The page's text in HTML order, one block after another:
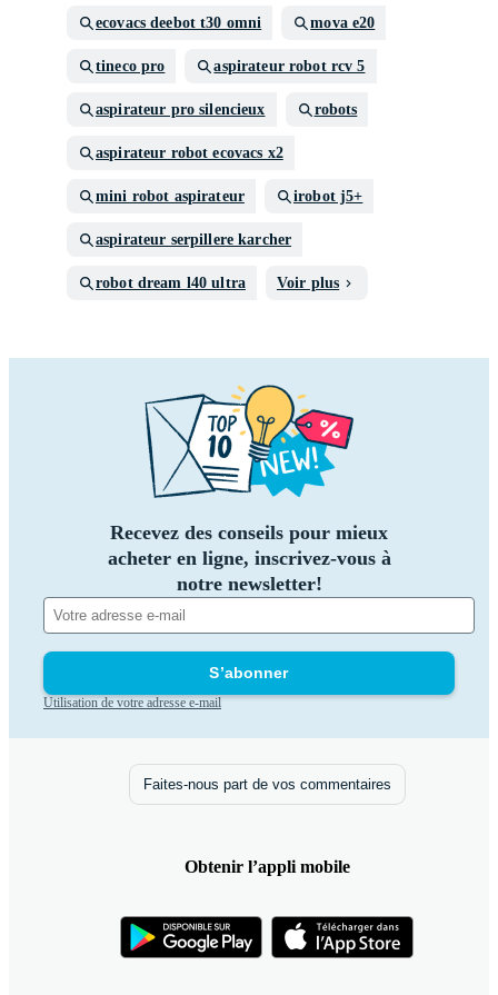
ecovacs deebot t30 omni mova e20
tineco pro aspirateur robot rcv 5
aspirateur pro silencieux robots
aspirateur robot ecovacs x2
mini robot aspirateur irobot j5+
aspirateur serpillere karcher
robot dream l40 ultra Voir plus
Recevez des conseils pour mieux
acheter en ligne, inscrivez-vous à
notre newsletter!
S’abonner
Utilisation de votre adresse e-mail
Faites-nous part de vos commentaires
Obtenir l’appli mobile